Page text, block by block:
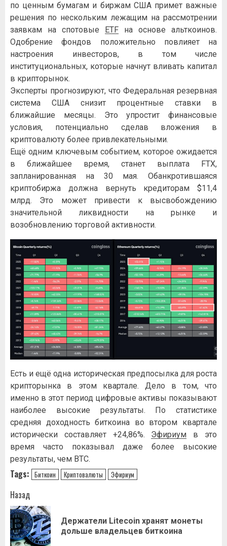
по ценным бумагам и биржам США примет важные
решения по нескольким лежащим на рассмотрении
заявкам на спотовые
ETF на основе альткоинов.
Одобрение фондов положительно повлияет на
настроения инвесторов, в том числе
институциональных, которые начнут вливать капитал
в крипторынок.
Эксперты прогнозируют, что Федеральная резервная
система США снизит процентные ставки в
ближайшие месяцы. Это упростит финансовые
условия, потенциально сделав вложения в
криптовалюту более привлекательными.
Ещё одним ключевым событием, которое ожидается
в ближайшее время, станет выплата FTX,
запланированная на 30 мая. Обанкротившаяся
криптобиржа должна вернуть кредиторам $11,4
млрд. Это может привести к высвобождению
значительной ликвидности на рынке и
возобновлению торговой активности.
Есть и ещё одна историческая предпосылка для роста
крипторынка в этом квартале. Дело в том, что
именно в этот период цифровые активы показывают
наиболее высокие результаты. По статистике
средняя доходность биткоина во втором квартале
исторически составляет +24,86%. Эфириум в это
время часто показывал даже более высокие
результаты, чем BTC.
Tags: Биткоин Криптовалюты Эфириум
Навигация
записи
Назад
Держатели Litecoin хранят монеты
дольше владельцев биткоина